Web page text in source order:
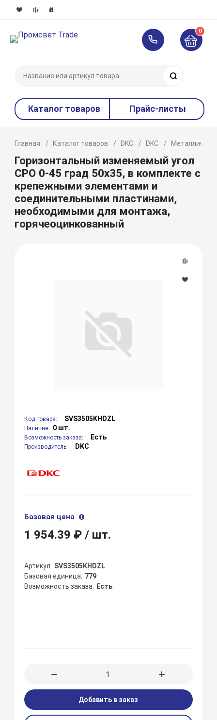
0
Каталог товаров Прайс-листы
Главная Каталог товаров DKC DKC
Горизонтальный изменяемый угол
СРО 0-45 град 50х35, в комплекте с
крепежными элементами и
соединительными пластинами,
необходимыми для монтажа,
горячеоцинкованный
Код товара: SVS3505KHDZL
Наличие: 0 шт.
Возможность заказа: Есть
Производитель: DKC
Базовая цена
1 954.39 ₽/ шт.
Артикул
SVS3505KHDZL
Базовая единица 779
Возможность заказа
Есть
Добавить в заказ